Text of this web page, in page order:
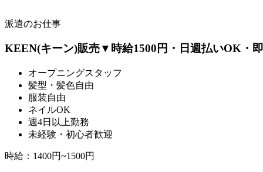
派遣のお仕事
KEEN(キーン)販売▼時給1500円・日週払いOK・
オープニングスタッフ
髪型・髪色自由
服装自由
ネイルOK
週4日以上勤務
未経験・初心者歓迎
時給 ： 1400円~1500円